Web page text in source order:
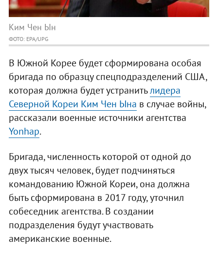
Ким Чен Ын
ФОТО: EPA/UPG
В Южной Корее будет сформирована особая
бригада по образцу спецподразделений США,
которая должна будет устранитьлидера
Северной Кореи Ким Чен Ына в случае войны,
рассказали военные источники агентства
Yonhap.
Бригада, численность которой от одной до
двух тысяч человек, будет подчиняться
командованию Южной Кореи, она должна
быть сформирована в 2017 году, уточнил
собеседник агентства. В создании
подразделения будут участвовать
американские военные.